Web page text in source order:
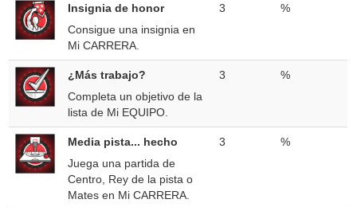
Insignia de honor
Consigue una insignia en
Mi CARRERA.
3 %
¿Más trabajo?
Completa un objetivo de la
lista de Mi EQUIPO.
3 %
Media pista... hecho
Juega una partida de
Centro, Rey de la pista o
Mates en Mi CARRERA.
3 %